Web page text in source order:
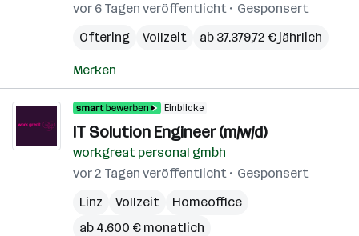
vor 6 Tagen veröffentlicht
Gesponsert
Oftering
Vollzeit ab 37.379,72 € jährlich
Merken
Einblicke
IT Solution Engineer (m/w/d)
workgreat personal gmbh
vor 2 Tagen veröffentlicht
Gesponsert
Linz
Vollzeit
Homeoffice
ab 4.600 € monatlich